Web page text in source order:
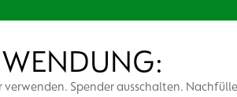
Spender ausschalten.